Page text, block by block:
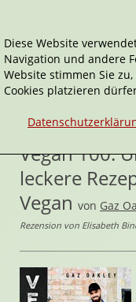
Home
Vegan 100: Über
Avant-Garde Vegan
Vegan 100:
leckere
Vegan von Gaz
Rezension von Elisabeth
Diese Website
Navigation und andere
Website stimmen Sie
Cookies platzieren